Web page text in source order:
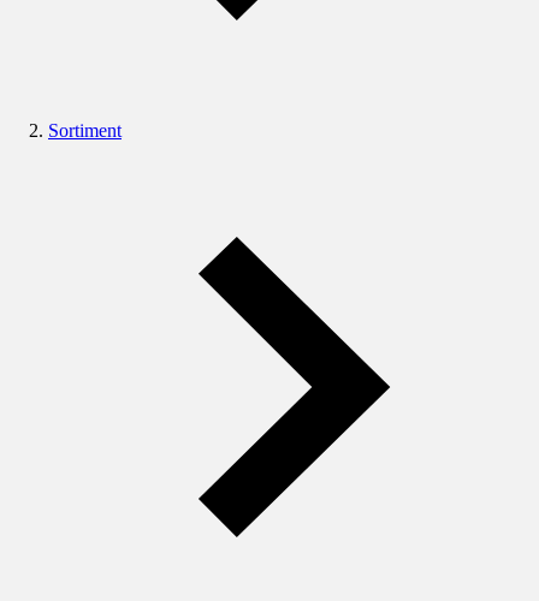
Sortiment